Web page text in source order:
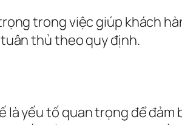
trong việc giúp khách
thủ theo quy định.
yếu tố quan trọng để